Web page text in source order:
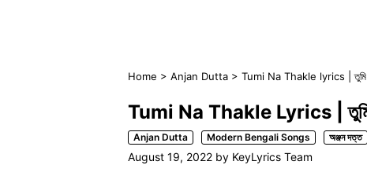
Home > Anjan Dutta > Tumi Na Thakle lyrics | তুমি
Tumi Na Thakle Lyrics | তুমি
Anjan Dutta Modern Bengali Songs অঞ্জন দত্ত
August 19, 2022 by KeyLyrics Team